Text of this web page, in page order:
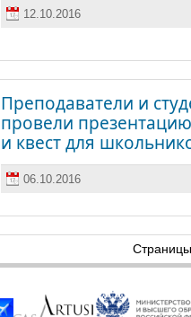
12.10.2016
Преподаватели и
провели
и квест для
06.10.2016